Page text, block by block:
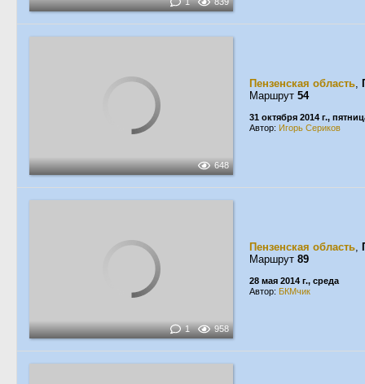
648
Пензенская область,
Маршрут 54
31 октября 2014 г.,
Автор: Игорь Сериков
1 958
Пензенская область,
Маршрут 89
28 мая 2014 г., среда
Автор: БКМчик